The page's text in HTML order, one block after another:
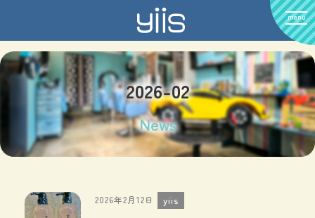
2026-02
News
2026年2月12日 yiis
menu